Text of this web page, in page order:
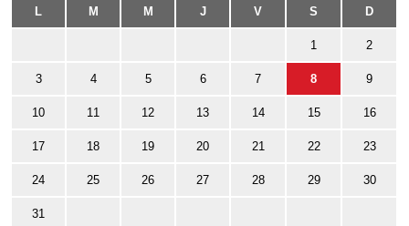
L M M J V S D
1 2
3 4 5 6 7 8 9
10 11 12 13 14 15 16
17 18 19 20 21 22 23
24 25 26 27 28 29 30
31